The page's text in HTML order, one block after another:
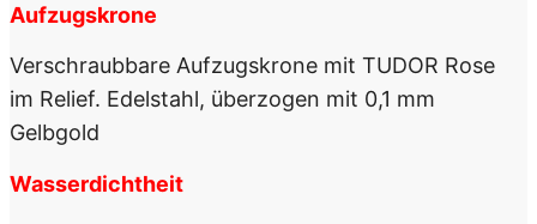
Aufzugskrone
Verschraubbare Aufzugskrone mit TUDOR Rose
im Relief. Edelstahl, überzogen mit 0,1 mm
Gelbgold
Wasserdichtheit